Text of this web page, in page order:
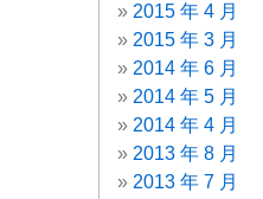
2015 年 4 月
2015 年 3 月
2014 年 6 月
2014 年 5 月
2014 年 4 月
2013 年 8 月
2013 年 7 月